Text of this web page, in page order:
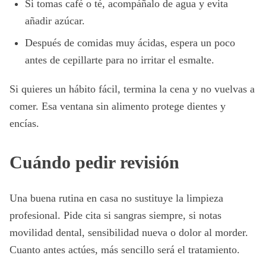
Si tomas café o té, acompáñalo de agua y evita
añadir azúcar.
Después de comidas muy ácidas, espera un poco
antes de cepillarte para no irritar el esmalte.
Si quieres un hábito fácil, termina la cena y no vuelvas a
comer. Esa ventana sin alimento protege dientes y
encías.
Cuándo pedir revisión
Una buena rutina en casa no sustituye la limpieza
profesional. Pide cita si sangras siempre, si notas
movilidad dental, sensibilidad nueva o dolor al morder.
Cuanto antes actúes, más sencillo será el tratamiento.